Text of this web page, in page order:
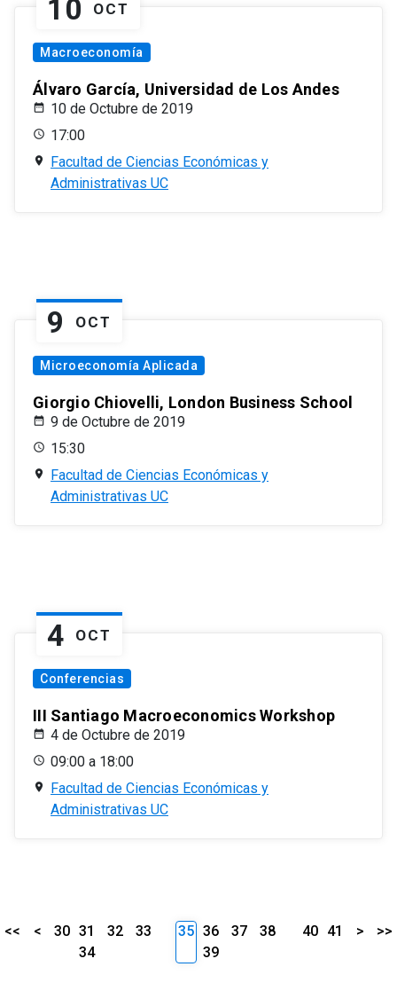
10 OCT
Macroeconomía
Álvaro García, Universidad de Los Andes
10 de Octubre de 2019
17:00
Facultad de Ciencias Económicas y
Administrativas UC
9 OCT
Microeconomía Aplicada
Giorgio Chiovelli, London Business School
9 de Octubre de 2019
15:30
Facultad de Ciencias Económicas y
Administrativas UC
4 OCT
Conferencias
III Santiago Macroeconomics Workshop
4 de Octubre de 2019
09:00 a 18:00
Facultad de Ciencias Económicas y
Administrativas UC
<< < 30 31 32
33
34
35 36 37
38
39
40 41 > >>